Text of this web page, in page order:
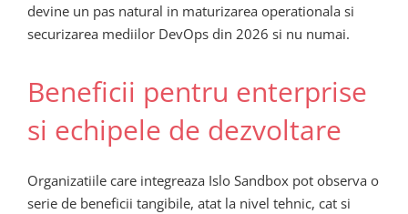
devine un pas natural in maturizarea operationala si
securizarea mediilor DevOps din 2026 si nu numai.
Beneficii pentru enterprise
si echipele de dezvoltare
Organizatiile care integreaza Islo Sandbox pot observa o
serie de beneficii tangibile, atat la nivel tehnic, cat si